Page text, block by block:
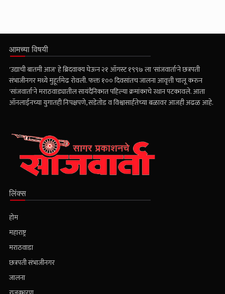
आमच्या विषयी
'उद्याची बातमी आज' हे ब्रिदवाक्य घेऊन २१ ऑगस्ट १९९७ ला 'सांजवार्ता'ने छत्रपती
संभाजीनगर मध्ये मुहूर्तमेढ रोवली. फक्त १०० दिवसांतच जालना आवृत्ती चालू करुन
'सांजवार्ता'ने मराठवाड्यातील सायंदैनिकात पहिल्या क्रमांकाचे स्थान पटकावले. आता
ऑनलाईनच्या युगातही निःपक्षपणे, सडेतोड व विश्वासार्हतेच्या बळावर आजही अढळ आहे.
लिंक्स
होम
महाराष्ट्र
मराठवाडा
छत्रपती संभाजीनगर
जालना